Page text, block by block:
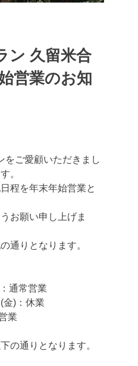
ン 久留米合
営業のお知
をご愛顧いただきまし
。
程を年末年始営業と
お願い申し上げま
通りとなります。
通常営業
金)：休業
業
の通りとなります。